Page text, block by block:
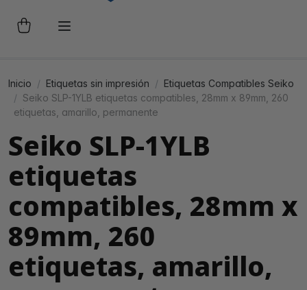
Inicio Etiquetas sin impresión
Etiquetas Compatibles Seiko
Seiko SLP-1YLB etiquetas compatibles, 28mm x 89mm, 260
etiquetas, amarillo, permanente
Seiko SLP-1YLB
etiquetas
compatibles, 28mm x
89mm, 260
etiquetas, amarillo,